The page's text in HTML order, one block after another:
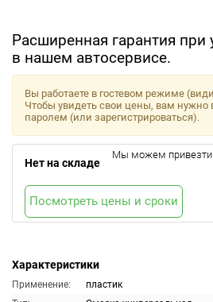
Расширенная гарантия при
в нашем автосервисе.
Характеристики
Применение:
пластик
Вы работаете в гостевом режиме
Чтобы увидеть свои цены, вам нужно
паролем (или зарегистрироваться).
Нет на складе
Мы можем привезти
Посмотреть цены и сроки